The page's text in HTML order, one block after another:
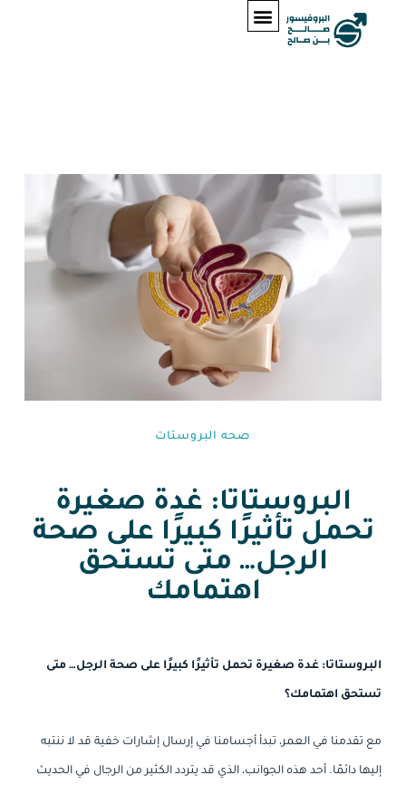
صحه البروستات
البروستاتا: غدة صغيرة
تحمل تأثيرًا كبيرًا على صحة
الرجل… متى تستحق
اهتمامك
البروستاتا: غدة صغيرة تحمل تأثيرًا كبيرًا على صحة الرجل… متى
تستحق اهتمامك؟
مع تقدمنا في العمر، تبدأ أجسامنا في إرسال إشارات خفية قد لا ننتبه
إليها دائمًا. أحد هذه الجوانب، الذي قد يتردد الكثير من الرجال في الحديث